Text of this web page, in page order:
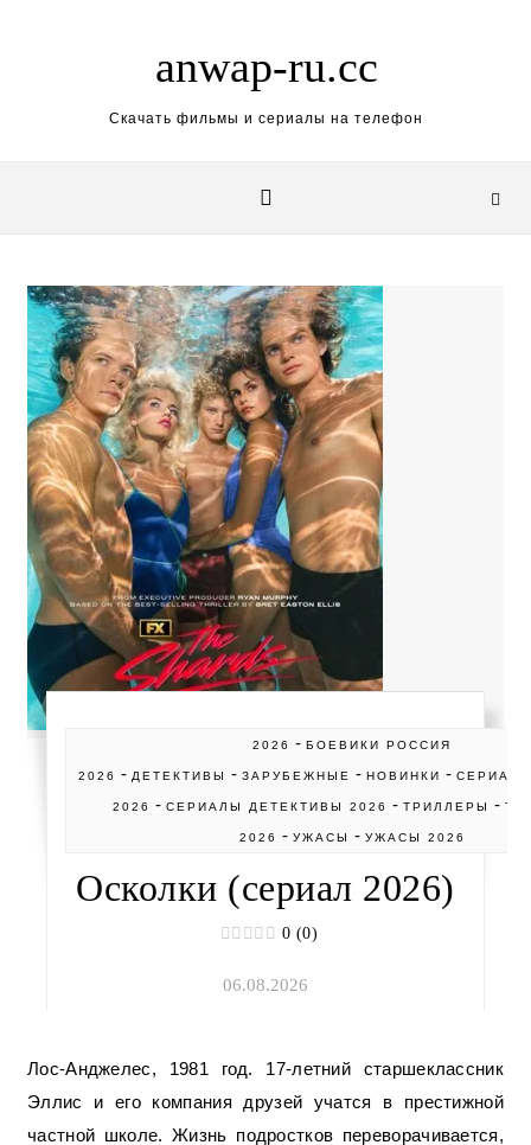
anwap-ru.cc
Скачать фильмы и сериалы на телефон
2026 -БОЕВИКИ РОССИЯ
2026 - ДЕТЕКТИВЫ -ЗАРУБЕЖНЫЕ -НОВИНКИ -
2026 -СЕРИАЛЫ ДЕТЕКТИВЫ 2026 -ТРИЛЛЕРЫ -
2026 - УЖАСЫ - УЖАСЫ 2026
Осколки (сериал 2026)
0 (0)
06.08.2026
Лос-Анджелес, 1981 год. 17-летний старшеклассник
Эллис и его компания друзей учатся в престижной
частной школе. Жизнь подростков переворачивается,